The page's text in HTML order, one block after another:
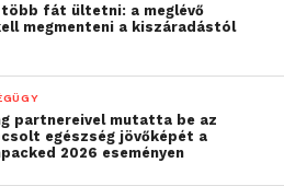
kapcsolatos
védő- és
elsősorban);
szereplőinek
áfabevétel beszedése
több fát ültetni: a meglévő
megmenteni a kiszáradástól
partnereivel mutatta be az
egészség jövőképét a
2026 eseményen